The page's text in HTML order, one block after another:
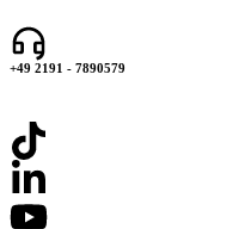
+49 2191 - 7890579